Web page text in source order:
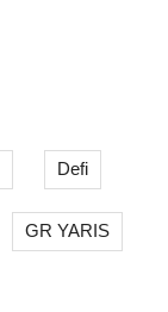
Defi
GR YARIS